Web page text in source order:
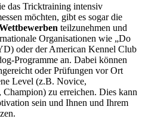
das Tricktraining intensiv
möchten, gibt es sogar die
teilzunehmen und
Organisationen wie „Do
oder der American Kennel Club
Programme an. Dabei können
oder Prüfungen vor Ort
Level (z.B. Novice,
zu erreichen. Dies kann
sein und Ihnen und Ihrem